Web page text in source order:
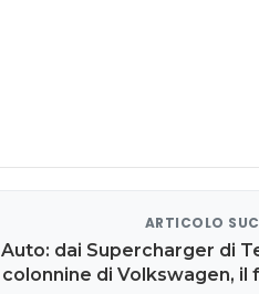
ARTICOLO
Auto: dai Supercharger di
colonnine di Volkswagen, il